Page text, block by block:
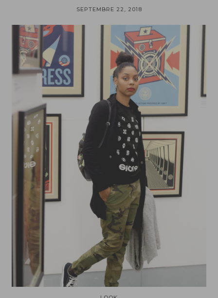
SEPTEMBRE 22, 2018